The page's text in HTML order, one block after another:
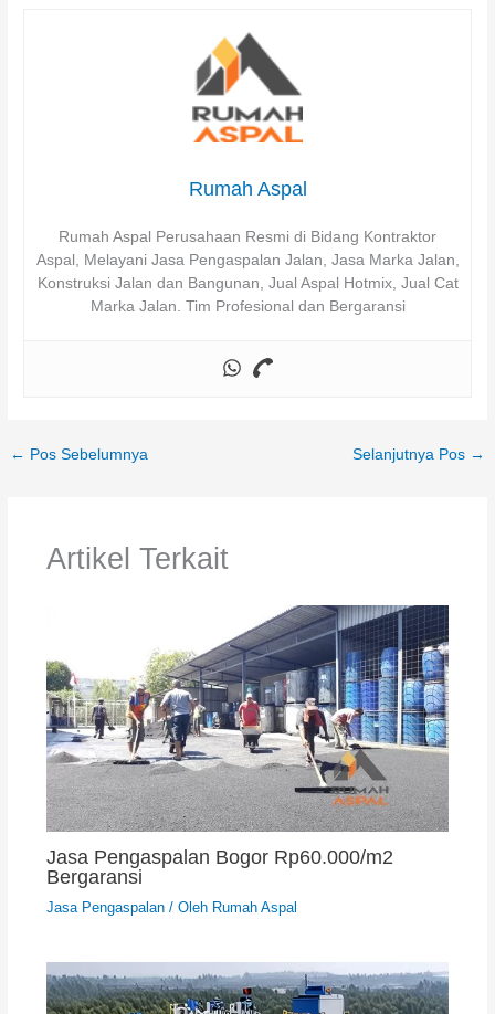
Rumah Aspal
Rumah Aspal Perusahaan Resmi di Bidang Kontraktor
Aspal, Melayani Jasa Pengaspalan Jalan, Jasa Marka Jalan,
Konstruksi Jalan dan Bangunan, Jual Aspal Hotmix, Jual Cat
Marka Jalan. Tim Profesional dan Bergaransi
← Pos Sebelumnya Selanjutnya Pos →
Artikel Terkait
Jasa Pengaspalan Bogor Rp60.000/m2
Bergaransi
Jasa Pengaspalan/ Oleh Rumah Aspal